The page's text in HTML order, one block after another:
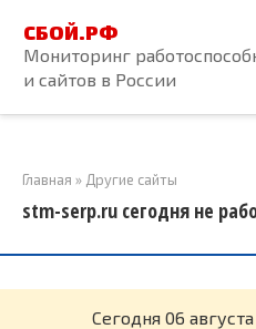
контенту
СБОЙ.РФ
Мониторинг
и сайтов в России
Главная » Другие сайты
stm-serp.ru сегодня не
Cегодня 06